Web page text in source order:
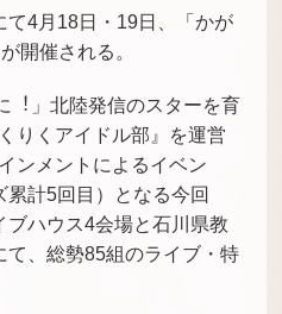
て4月18日・19日、「かが
開催される。
︕」北陸発信のスターを育
りくアイドル部』を運営
ンメントによるイベン
累計5回目）となる今回
ブハウス4会場と石川県教
て、総勢85組のライブ・特